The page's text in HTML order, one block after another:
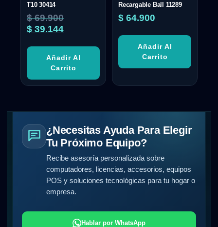
T10 30414
$69.900
$ 39.144
Añadir Al
Carrito
Recargable Ball 11289
$ 64.900
Añadir Al
Carrito
¿Necesitas Ayuda Para Elegir
Tu Próximo Equipo?
Recibe asesoría personalizada sobre
computadores, licencias, accesorios, equipos
POS y soluciones tecnológicas para tu hogar o
empresa.
Hablar por WhatsApp